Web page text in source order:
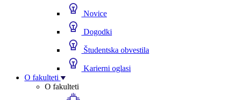
Novice
Dogodki
Študentska obvestila
Karierni oglasi
O fakulteti
O fakulteti